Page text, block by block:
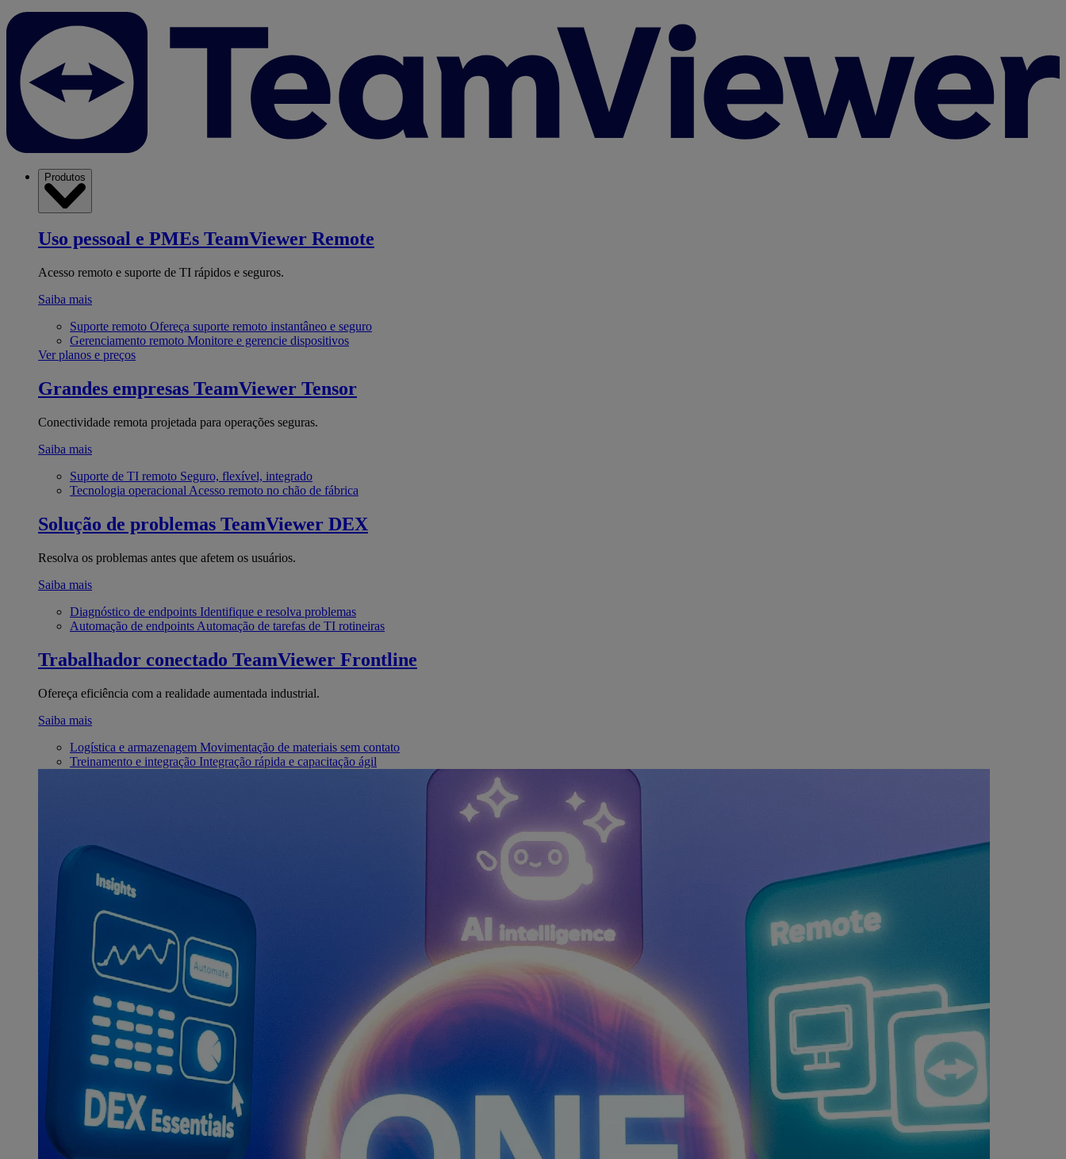
Produtos
Uso pessoal e PMEs TeamViewer Remote
Acesso remoto e suporte de TI rápidos e seguros.
Saiba mais
Suporte remoto Ofereça suporte remoto instantâneo e seguro
Gerenciamento remoto Monitore e gerencie dispositivos
Ver planos e preços
Grandes empresas TeamViewer Tensor
Conectividade remota projetada para operações seguras.
Saiba mais
Suporte de TI remoto Seguro, flexível, integrado
Tecnologia operacional Acesso remoto no chão de fábrica
Solução de problemas TeamViewer DEX
Resolva os problemas antes que afetem os usuários.
Saiba mais
Diagnóstico de endpoints Identifique e resolva problemas
Automação de endpoints Automação de tarefas de TI rotineiras
Trabalhador conectado TeamViewer Frontline
Ofereça eficiência com a realidade aumentada industrial.
Saiba mais
Logística e armazenagem Movimentação de materiais sem contato
Treinamento e integração Integração rápida e capacitação ágil